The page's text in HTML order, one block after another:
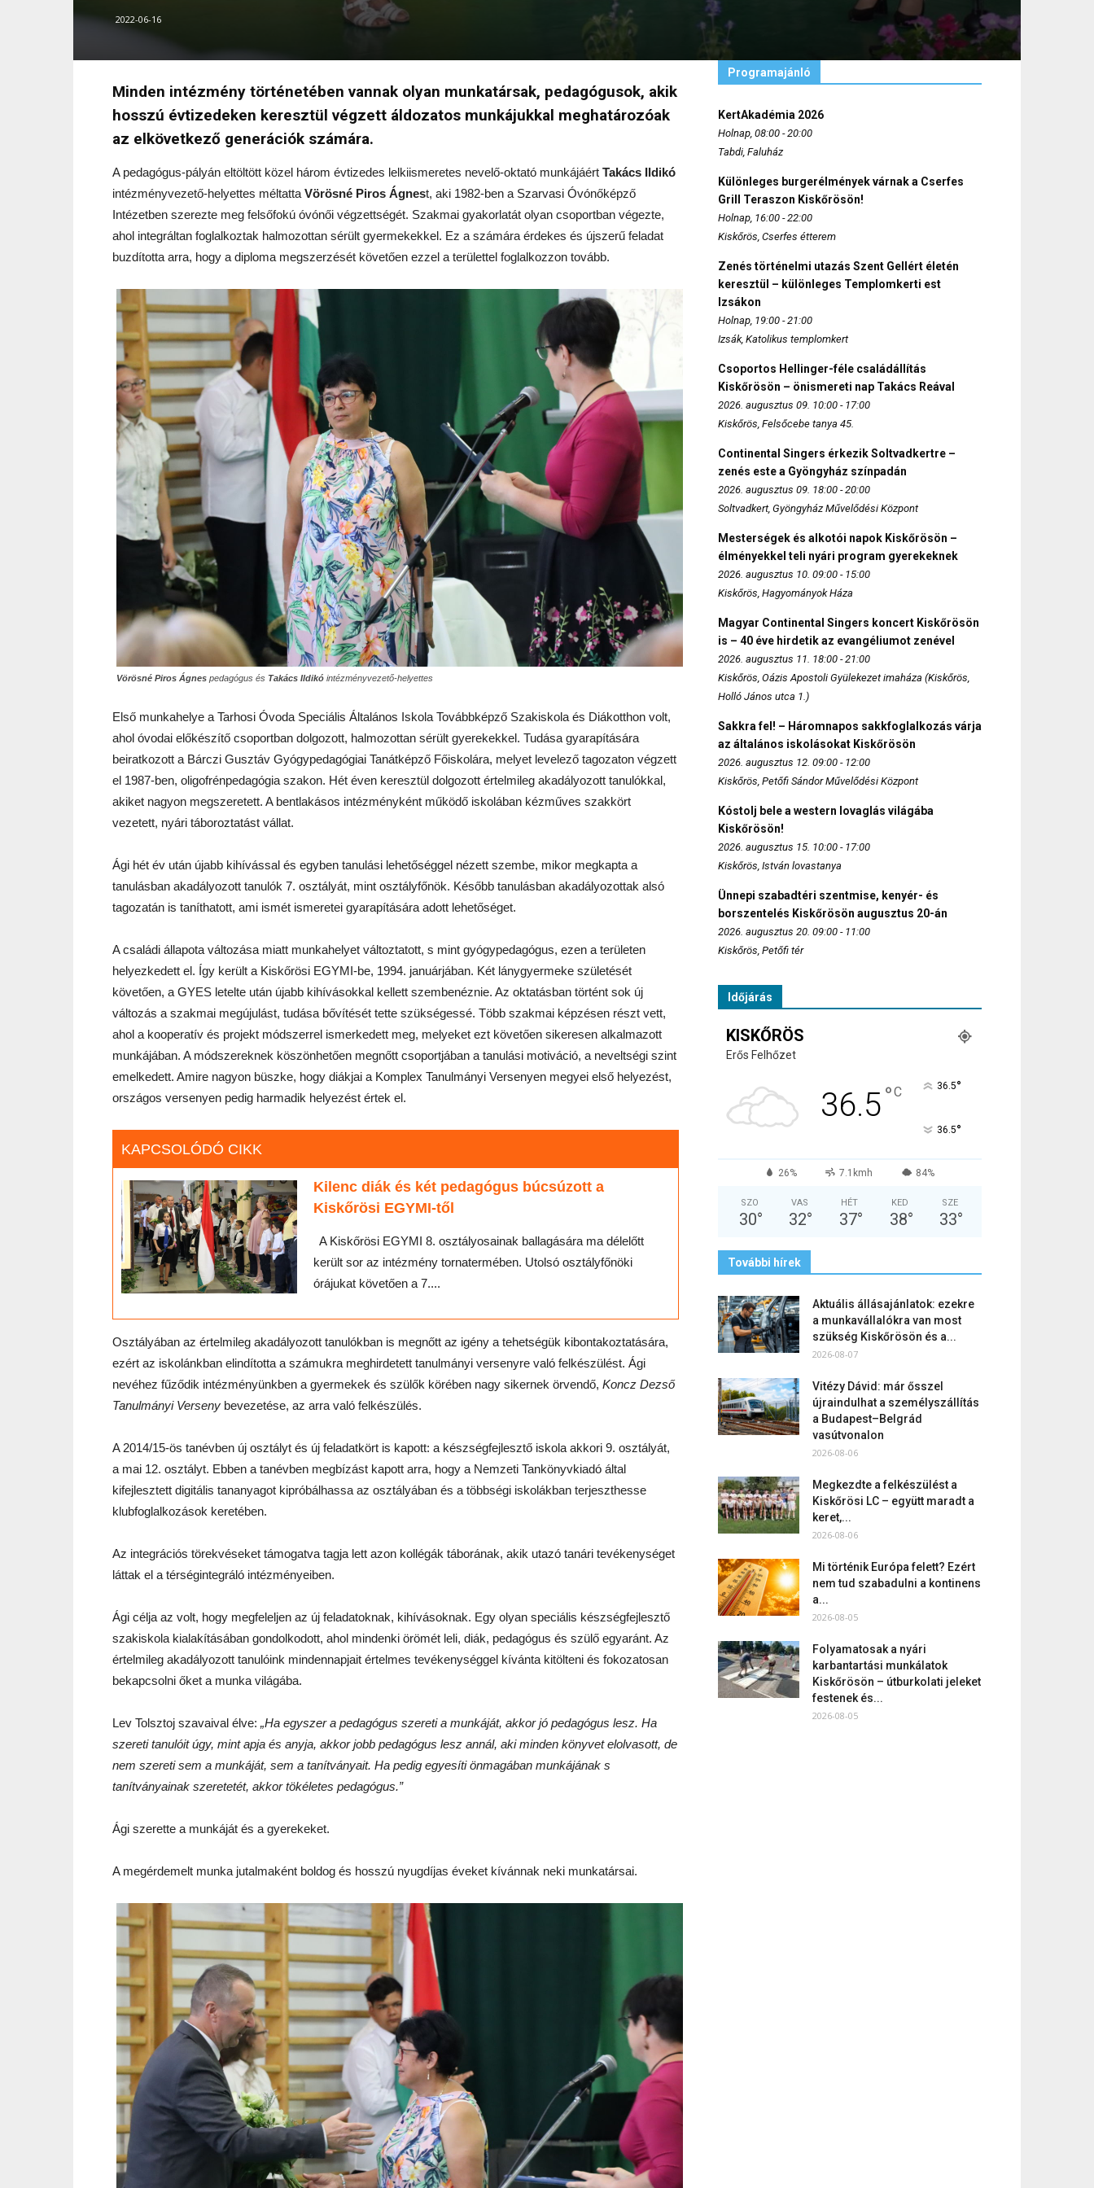
2022-06-16
Minden intézmény történetében vannak olyan munkatársak, pedagógusok, akik
hosszú évtizedeken keresztül végzett áldozatos munkájukkal meghatározóak
az elkövetkező generációk számára.
A pedagógus-pályán eltöltött közel három évtizedes lelkiismeretes nevelő-oktató munkájáért Takács Ildikó
intézményvezető-helyettes méltatta Vörösné Piros Ágnest, aki 1982-ben a Szarvasi Óvónőképző
Intézetben szerezte meg felsőfokú óvónői végzettségét. Szakmai gyakorlatát olyan csoportban végezte,
ahol integráltan foglalkoztak halmozottan sérült gyermekekkel. Ez a számára érdekes és újszerű feladat
buzdította arra, hogy a diploma megszerzését követően ezzel a területtel foglalkozzon tovább.
Vörösné Piros Ágnes pedagógus és Takács Ildikó intézményvezető-helyettes
Első munkahelye a Tarhosi Óvoda Speciális Általános Iskola Továbbképző Szakiskola és Diákotthon volt,
ahol óvodai előkészítő csoportban dolgozott, halmozottan sérült gyerekekkel. Tudása gyarapítására
beiratkozott a Bárczi Gusztáv Gyógypedagógiai Tanátképző Főiskolára, melyet levelező tagozaton végzett
el 1987-ben, oligofrénpedagógia szakon. Hét éven keresztül dolgozott értelmileg akadályozott tanulókkal,
akiket nagyon megszeretett. A bentlakásos intézményként működő iskolában kézműves szakkört
vezetett, nyári táboroztatást vállat.
Ági hét év után újabb kihívással és egyben tanulási lehetőséggel nézett szembe, mikor megkapta a
tanulásban akadályozott tanulók 7. osztályát, mint osztályfőnök. Később tanulásban akadályozottak alsó
tagozatán is taníthatott, ami ismét ismeretei gyarapítására adott lehetőséget.
A családi állapota változása miatt munkahelyet változtatott, s mint gyógypedagógus, ezen a területen
helyezkedett el. Így került a Kiskőrösi EGYMI-be, 1994. januárjában. Két lánygyermeke születését
követően, a GYES letelte után újabb kihívásokkal kellett szembenéznie. Az oktatásban történt sok új
változás a szakmai megújulást, tudása bővítését tette szükségessé. Több szakmai képzésen részt vett,
ahol a kooperatív és projekt módszerrel ismerkedett meg, melyeket ezt követően sikeresen alkalmazott
munkájában. A módszereknek köszönhetően megnőtt csoportjában a tanulási motiváció, a neveltségi szint
emelkedett. Amire nagyon büszke, hogy diákjai a Komplex Tanulmányi Versenyen megyei első helyezést,
országos versenyen pedig harmadik helyezést értek el.
KAPCSOLÓDÓ CIKK
Kilenc diák és két pedagógus búcsúzott a
Kiskőrösi EGYMI-től
A Kiskőrösi EGYMI 8. osztályosainak ballagására ma délelőtt
került sor az intézmény tornatermében. Utolsó osztályfőnöki
órájukat követően a 7....
Osztályában az értelmileg akadályozott tanulókban is megnőtt az igény a tehetségük kibontakoztatására,
ezért az iskolánkban elindította a számukra meghirdetett tanulmányi versenyre való felkészülést. Ági
nevéhez fűződik intézményünkben a gyermekek és szülők körében nagy sikernek örvendő, Koncz Dezső
Tanulmányi Verseny bevezetése, az arra való felkészülés.
A 2014/15-ös tanévben új osztályt és új feladatkört is kapott: a készségfejlesztő iskola akkori 9. osztályát,
a mai 12. osztályt. Ebben a tanévben megbízást kapott arra, hogy a Nemzeti Tankönyvkiadó által
kifejlesztett digitális tananyagot kipróbálhassa az osztályában és a többségi iskolákban terjeszthesse
klubfoglalkozások keretében.
Az integrációs törekvéseket támogatva tagja lett azon kollégák táborának, akik utazó tanári tevékenységet
láttak el a térségintegráló intézményeiben.
Ági célja az volt, hogy megfeleljen az új feladatoknak, kihívásoknak. Egy olyan speciális készségfejlesztő
szakiskola kialakításában gondolkodott, ahol mindenki örömét leli, diák, pedagógus és szülő egyaránt. Az
értelmileg akadályozott tanulóink mindennapjait értelmes tevékenységgel kívánta kitölteni és fokozatosan
bekapcsolni őket a munka világába.
Lev Tolsztoj szavaival élve: „Ha egyszer a pedagógus szereti a munkáját, akkor jó pedagógus lesz. Ha
szereti tanulóit úgy, mint apja és anyja, akkor jobb pedagógus lesz annál, aki minden könyvet elolvasott, de
nem szereti sem a munkáját, sem a tanítványait. Ha pedig egyesíti önmagában munkájának s
tanítványainak szeretetét, akkor tökéletes pedagógus.”
Ági szerette a munkáját és a gyerekeket.
A megérdemelt munka jutalmaként boldog és hosszú nyugdíjas éveket kívánnak neki munkatársai.
Programajánló
KertAkadémia 2026
Holnap, 08:00 - 20:00
Tabdi, Faluház
Különleges burgerélmények várnak a Cserfes
Grill Teraszon Kiskőrösön!
Holnap, 16:00 - 22:00
Kiskőrös, Cserfes étterem
Zenés történelmi utazás Szent Gellért életén
keresztül – különleges Templomkerti est
Izsákon
Holnap, 19:00 - 21:00
Izsák, Katolikus templomkert
Csoportos Hellinger-féle családállítás
Kiskőrösön – önismereti nap Takács Reával
2026. augusztus 09. 10:00 - 17:00
Kiskőrös, Felsőcebe tanya 45.
Continental Singers érkezik Soltvadkertre –
zenés este a Gyöngyház színpadán
2026. augusztus 09. 18:00 - 20:00
Soltvadkert, Gyöngyház Művelődési Központ
Mesterségek és alkotói napok Kiskőrösön –
élményekkel teli nyári program gyerekeknek
2026. augusztus 10. 09:00 - 15:00
Kiskőrös, Hagyományok Háza
Magyar Continental Singers koncert Kiskőrösön
is – 40 éve hirdetik az evangéliumot zenével
2026. augusztus 11. 18:00 - 21:00
Kiskőrös, Oázis Apostoli Gyülekezet imaháza (Kiskőrös,
Holló János utca 1.)
Sakkra fel! – Háromnapos sakkfoglalkozás várja
az általános iskolásokat Kiskőrösön
2026. augusztus 12. 09:00 - 12:00
Kiskőrös, Petőfi Sándor Művelődési Központ
Kóstolj bele a western lovaglás világába
Kiskőrösön!
2026. augusztus 15. 10:00 - 17:00
Kiskőrös, István lovastanya
Ünnepi szabadtéri szentmise, kenyér- és
borszentelés Kiskőrösön augusztus 20-án
2026. augusztus 20. 09:00 - 11:00
Kiskőrös, Petőfi tér
Időjárás
KISKŐRÖS
Erős Felhőzet
36.5°C 36.5°
36.5°
26% 7.1kmh 84%
SZO
30°
VAS
32°
HÉT
37°
KED
38°
SZE
33°
További hírek
Aktuális állásajánlatok: ezekre
a munkavállalókra van most
szükség Kiskőrösön és a...
2026-08-07
Vitézy Dávid: már ősszel
újraindulhat a személyszállítás
a Budapest–Belgrád
vasútvonalon
2026-08-06
Megkezdte a felkészülést a
Kiskőrösi LC – együtt maradt a
keret,...
2026-08-06
Mi történik Európa felett? Ezért
nem tud szabadulni a kontinens
a...
2026-08-05
Folyamatosak a nyári
karbantartási munkálatok
Kiskőrösön – útburkolati jeleket
festenek és...
2026-08-05